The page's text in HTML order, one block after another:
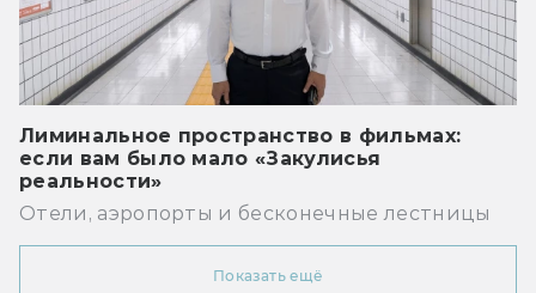
Лиминальное пространство в фильмах:
если вам было мало «Закулисья
реальности»
Отели, аэропорты и бесконечные лестницы
Показать ещё